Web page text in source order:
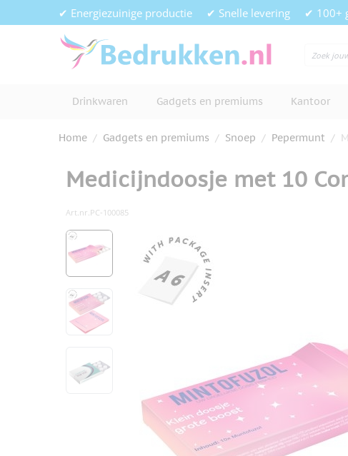
Ga naar de inhoud✔ Energiezuinige productie ✔ Snelle levering ✔ 100+
Drinkwaren Gadgets en premiums Kantoor
Home / Gadgets en premiums / Snoep / Pepermunt /
Medicijndoosje met 10
Art.nr.PC-100085
Hoofdafbeelding
Klik om afbeelding op volledig scherm
View larger image
View larger image